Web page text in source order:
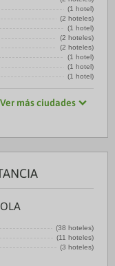
(1 hotel)
(2 hoteles)
(1 hotel)
(2 hoteles)
(2 hoteles)
(1 hotel)
(1 hotel)
(1 hotel)
Ver más ciudades
(38 hoteles)
(11 hoteles)
(3 hoteles)